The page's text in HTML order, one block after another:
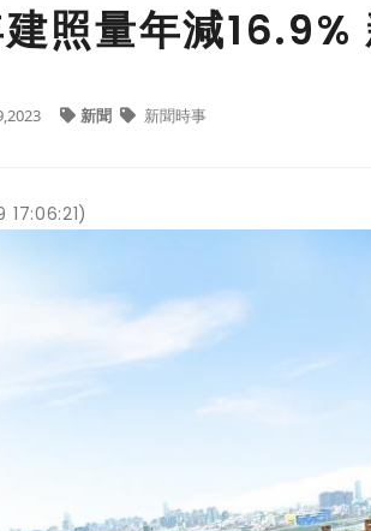
照量年減
新聞 新聞時事
17:06:21)